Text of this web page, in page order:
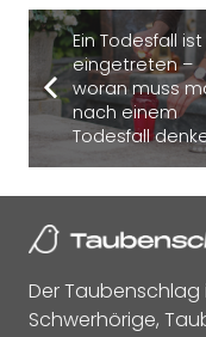
Ein Todesfall ist
eingetreten –
woran muss
nach einem
Todesfall
Der Taubenschlag
Schwerhörige,